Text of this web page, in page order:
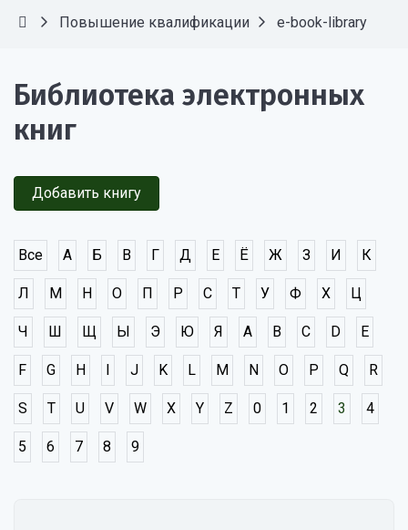
Повышение квалификации e-book-library
Библиотека электронных
книг
Добавить книгу
Все А Б В Г Д Е Ё Ж З И К
Л М Н О П Р С Т У Ф Х Ц
Ч Ш Щ Ы Э Ю Я A B C D E
F G H I J K L M N O P Q R
S T U V W X Y Z 0 1 2 3 4
5 6 7 8 9